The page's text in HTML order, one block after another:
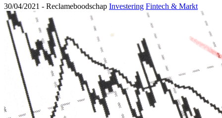
30/04/2021 - Reclameboodschap Investering Fintech & Markt